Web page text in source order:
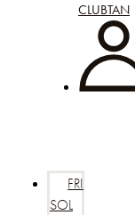
CLUBTAN
FRI
SOL